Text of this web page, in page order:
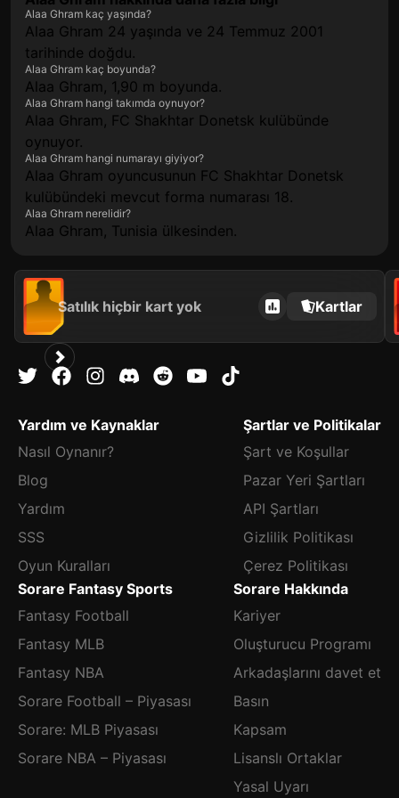
Alaa Ghram kaç yaşında?
Alaa Ghram 24 yaşında ve 24 Temmuz 2001
tarihinde doğdu.
Alaa Ghram kaç boyunda?
Alaa Ghram, 1,90 m boyunda.
Alaa Ghram hangi takımda oynuyor?
Alaa Ghram, FC Shakhtar Donetsk kulübünde
oynuyor.
Alaa Ghram hangi numarayı giyiyor?
Alaa Ghram oyuncusunun FC Shakhtar Donetsk
kulübündeki mevcut forma numarası 18.
Alaa Ghram nerelidir?
Alaa Ghram, Tunisia ülkesinden.
Satılık hiçbir kart yok Kartlar
Yardım ve Kaynaklar
Nasıl Oynanır?
Blog
Yardım
SSS
Oyun Kuralları
Şartlar ve Politikalar
Şart ve Koşullar
Pazar Yeri Şartları
API Şartları
Gizlilik Politikası
Çerez Politikası
Sorare Fantasy Sports
Fantasy Football
Fantasy MLB
Fantasy NBA
Sorare Football – Piyasası
Sorare: MLB Piyasası
Sorare NBA – Piyasası
Sorare Hakkında
Kariyer
Oluşturucu Programı
Arkadaşlarını davet et
Basın
Kapsam
Lisanslı Ortaklar
Yasal Uyarı